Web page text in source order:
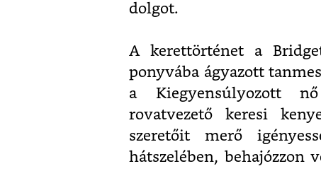
dolgot.
A kerettörténet a
ponyvába ágyazott
a Kiegyensúlyozott nő
rovatvezető keresi
szeretőit merő
hátszelében, behajózzon